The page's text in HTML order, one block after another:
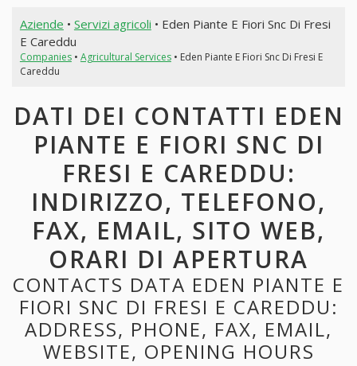
Aziende • Servizi agricoli • Eden Piante E Fiori Snc Di Fresi
E Careddu
Companies• Agricultural Services• Eden Piante E Fiori Snc Di Fresi E
Careddu
DATI DEI CONTATTI EDEN
PIANTE E FIORI SNC DI
FRESI E CAREDDU:
INDIRIZZO, TELEFONO,
FAX, EMAIL, SITO WEB,
ORARI DI APERTURA
CONTACTS DATA EDEN PIANTE E
FIORI SNC DI FRESI E CAREDDU:
ADDRESS, PHONE, FAX, EMAIL,
WEBSITE, OPENING HOURS